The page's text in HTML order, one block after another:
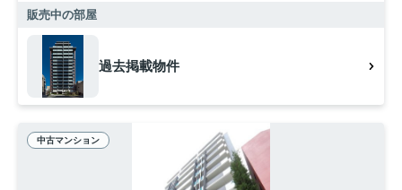
販売中の部屋
過去掲載物件
中古マンション